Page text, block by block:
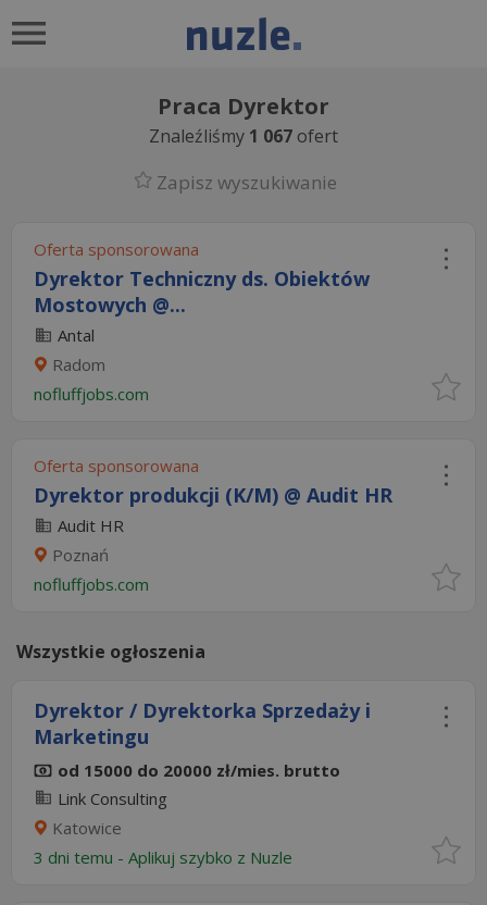
Praca Dyrektor
Znaleźliśmy 1 067 ofert
Zapisz wyszukiwanie
Oferta sponsorowana
Dyrektor Techniczny ds. Obiektów
Mostowych @...
Antal
Radom
nofluffjobs.com
Oferta sponsorowana
Dyrektor produkcji (K/M) @ Audit HR
Audit HR
Poznań
nofluffjobs.com
Wszystkie ogłoszenia
Dyrektor / Dyrektorka Sprzedaży i
Marketingu
od 15000 do 20000 zł/mies. brutto
Link Consulting
Katowice
3 dni temu - Aplikuj szybko z Nuzle